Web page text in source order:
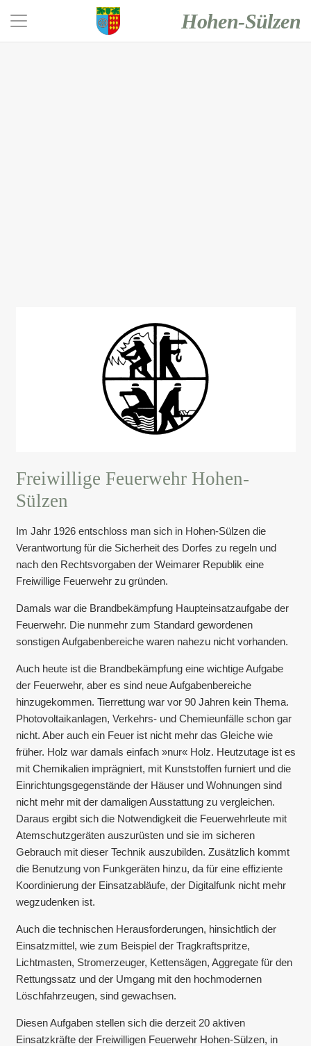
Hohen-Sülzen
Freiwillige Feuerwehr Hohen-
Sülzen
Im Jahr 1926 entschloss man sich in Hohen-Sülzen die
Verantwortung für die Sicherheit des Dorfes zu regeln und
nach den Rechtsvorgaben der Weimarer Republik eine
Freiwillige Feuerwehr zu gründen.
Damals war die Brandbekämpfung Haupteinsatzaufgabe der
Feuerwehr. Die nunmehr zum Standard gewordenen
sonstigen Aufgabenbereiche waren nahezu nicht vorhanden.
Auch heute ist die Brandbekämpfung eine wichtige Aufgabe
der Feuerwehr, aber es sind neue Aufgabenbereiche
hinzugekommen. Tierrettung war vor 90 Jahren kein Thema.
Photovoltaikanlagen, Verkehrs- und Chemieunfälle schon gar
nicht. Aber auch ein Feuer ist nicht mehr das Gleiche wie
früher. Holz war damals einfach »nur« Holz. Heutzutage ist es
mit Chemikalien imprägniert, mit Kunststoffen furniert und die
Einrichtungsgegenstände der Häuser und Wohnungen sind
nicht mehr mit der damaligen Ausstattung zu vergleichen.
Daraus ergibt sich die Notwendigkeit die Feuerwehrleute mit
Atemschutzgeräten auszurüsten und sie im sicheren
Gebrauch mit dieser Technik auszubilden. Zusätzlich kommt
die Benutzung von Funkgeräten hinzu, da für eine effiziente
Koordinierung der Einsatzabläufe, der Digitalfunk nicht mehr
wegzudenken ist.
Auch die technischen Herausforderungen, hinsichtlich der
Einsatzmittel, wie zum Beispiel der Tragkraftspritze,
Lichtmasten, Stromerzeuger, Kettensägen, Aggregate für den
Rettungssatz und der Umgang mit den hochmodernen
Löschfahrzeugen, sind gewachsen.
Diesen Aufgaben stellen sich die derzeit 20 aktiven
Einsatzkräfte der Freiwilligen Feuerwehr Hohen-Sülzen, in